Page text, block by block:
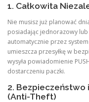
1. Całkowita
Nie musisz już planować
posiadając jednorazowy
automatycznie przez
umieszcza przesyłkę w
wysyła powiadomienie
dostarczeniu paczki.
2. Bezpieczeństwo
(Anti-Theft)